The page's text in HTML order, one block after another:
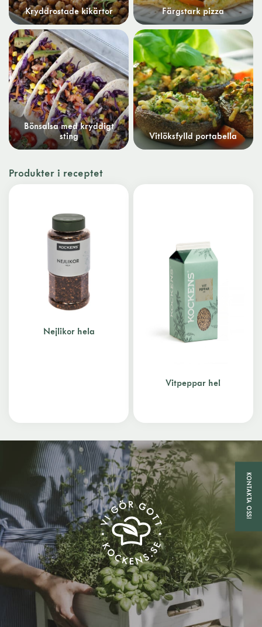
Kryddrostade kikärtor Färgstark pizza
Bönsalsa med kryddigt
sting
Vitlöksfylld portabella
Produkter i receptet
Nejlikor hela
Vitpeppar hel
KONTAKTA OSS!